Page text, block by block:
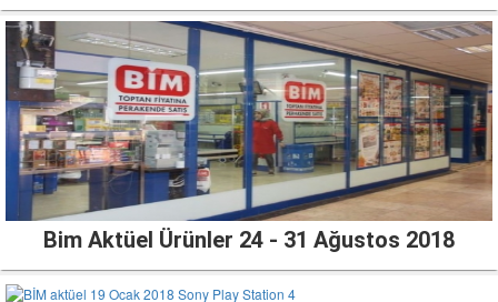
Bim Aktüel Ürünler 24 - 31 Ağustos 2018